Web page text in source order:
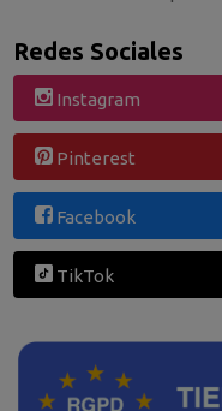
Redes Sociales
Instagram
Pinterest
Facebook
TikTok